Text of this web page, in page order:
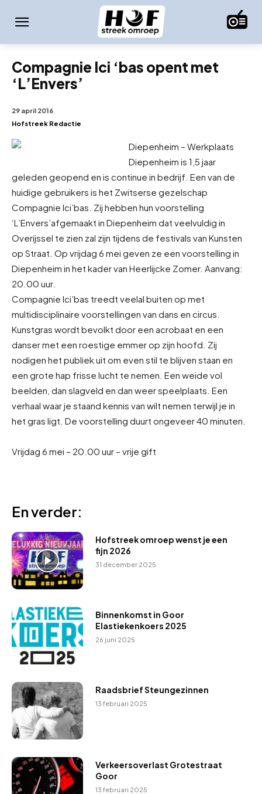
Compagnie Ici ‘bas opent met
‘L’Envers’
29 april 2016
Hofstreek Redactie
Diepenheim – Werkplaats
Diepenheim is 1,5 jaar
geleden geopend en is continue in bedrijf. Een van de
huidige gebruikers is het Zwitserse gezelschap
Compagnie Ici’bas. Zij hebben hun voorstelling
‘L’Envers’afgemaakt in Diepenheim dat veelvuldig in
Overijssel te zien zal zijn tijdens de festivals van Kunsten
op Straat. Op vrijdag 6 mei geven ze een voorstelling in
Diepenheim in het kader van Heerlijcke Zomer. Aanvang:
20.00 uur.
Compagnie Ici’bas treedt veelal buiten op met
multidisciplinaire voorstellingen van dans en circus.
Kunstgras wordt bevolkt door een acrobaat en een
danser met een roestige emmer op zijn hoofd. Zij
nodigen het publiek uit om even stil te blijven staan en
een grote hap frisse lucht te nemen. Een weide vol
beelden, dan slagveld en dan weer speelplaats. Een
verhaal waar je staand kennis van wilt nemen terwijl je in
het gras ligt. De voorstelling duurt ongeveer 40 minuten.
Vrijdag 6 mei – 20.00 uur – vrije gift
En verder:
Hofstreek omroep wenst je een
fijn 2026
31 december 2025
Binnenkomst in Goor
Elastiekenkoers 2025
26 juni 2025
Raadsbrief Steungezinnen
13 februari 2025
Verkeersoverlast Grotestraat
Goor
13 februari 2025